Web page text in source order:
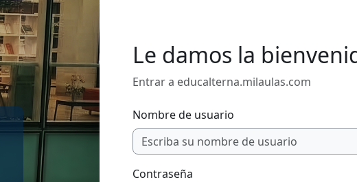
Le damos la
Entrar a educalterna.milaulas.com
Nombre de usuario
Contraseña